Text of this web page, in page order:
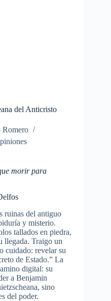
del Anticristo
Romero
morir para
ruinas del antiguo
y misterio.
tallados en piedra,
llegada. Traigo un
cuidado: revelar su
de Estado.” La
digital: su
a Benjamin
sino
del poder.